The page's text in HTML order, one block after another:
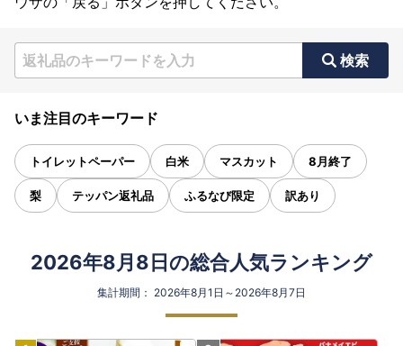
検索
いま注目のキーワード
トイレットペーパー 白米 マスカット 8月終了
梨 テッパン返礼品 ふるなび限定 訳あり
2026年8月8日の総合人気ランキング
集計期間： 2026年8月1日～2026年8月7日